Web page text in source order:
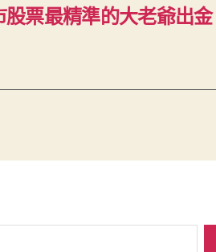
票最精準的大老爺出金